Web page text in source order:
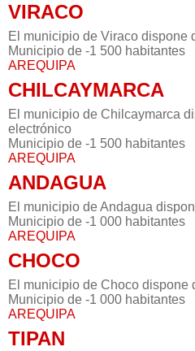
VIRACO
El municipio de Viraco dispone
Municipio de -1 500 habitantes
AREQUIPA
CHILCAYMARCA
El municipio de Chilcaymarca
electrónico
Municipio de -1 500 habitantes
AREQUIPA
ANDAGUA
El municipio de Andagua
Municipio de -1 000 habitantes
AREQUIPA
CHOCO
El municipio de Choco dispone
Municipio de -1 000 habitantes
AREQUIPA
TIPAN